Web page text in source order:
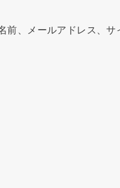
、メールアドレス、サ